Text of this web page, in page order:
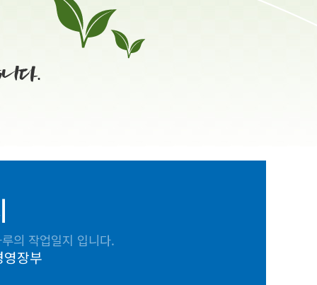
의 작업일지 입니다.
영장부